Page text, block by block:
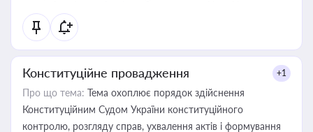
Конституційне провадження +1
Про що тема: Тема охоплює порядок здійснення
Конституційним Судом України конституційного
контролю, розгляду справ, ухвалення актів і формування